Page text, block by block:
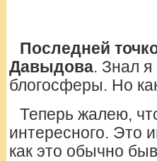
Последней
Давыдова. Знал я
блогосферы. Но
Теперь жалею,
интересного. Это
как это обычно